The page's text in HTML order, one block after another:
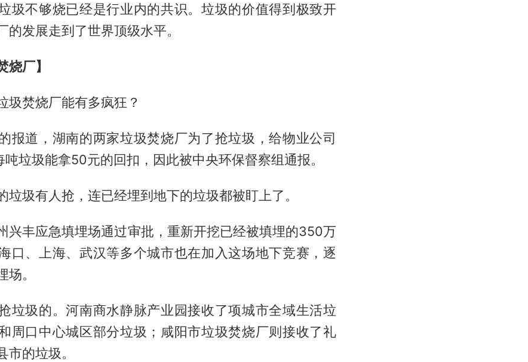
圾不够烧已经是行业内的共识。垃圾的价值得到极致开
的发展走到了世界顶级水平。
烧厂】
圾焚烧厂能有多疯狂？
报道，湖南的两家垃圾焚烧厂为了抢垃圾，给物业公司
吨垃圾能拿50元的回扣，因此被中央环保督察组通报。
垃圾有人抢，连已经埋到地下的垃圾都被盯上了。
兴丰应急填埋场通过审批，重新开挖已经被填埋的350万
口、上海、武汉等多个城市也在加入这场地下竞赛，逐
。
垃圾的。河南商水静脉产业园接收了项城市全域生活垃
周口中心城区部分垃圾；咸阳市垃圾焚烧厂则接收了礼
市的垃圾。